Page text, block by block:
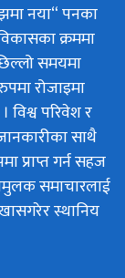
नया“ पनका
क्रममा
समयमा
रोजाइमा
विश्व परिवेश र
साथै
प्राप्त गर्न सहज
समाचारलाई
स्थानिय